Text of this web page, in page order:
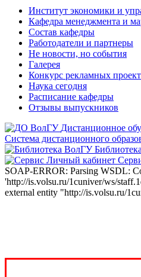
Институт экономики и
Кафедра менеджмента и
Состав кафедры
Работодатели и партнеры
Не новости, но события
Галерея
Конкурс рекламных
Наука сегодня
Расписание кафедры
Отзывы выпускников
Дистанционное
Система дистанционного
SOAP-ERROR: Parsing WSDL:
'http://is.volsu.ru/1cuniver/ws/
external entity "http://is.volsu.ru/